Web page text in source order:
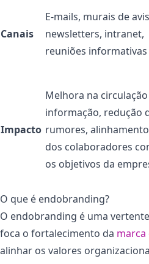
Canais
E-mails, murais de
newsletters, intranet,
reuniões informativas
Impacto
Melhora na
informação, redução
rumores, alinhamento
dos colaboradores
os objetivos da
O que é endobranding?
O endobranding é uma
foca o fortalecimento da
alinhar os valores